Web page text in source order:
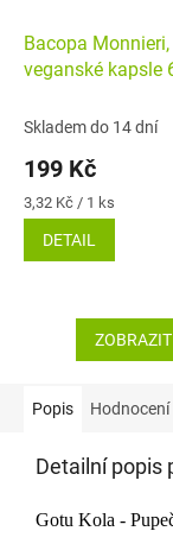
Bacopa
veganské kapsle
Skladem do 14 dní
199 Kč
Měrná
cena:
3,32 Kč / 1 ks
DETAIL
Popis Hodnocení
Detailní popis
Gotu Kola -